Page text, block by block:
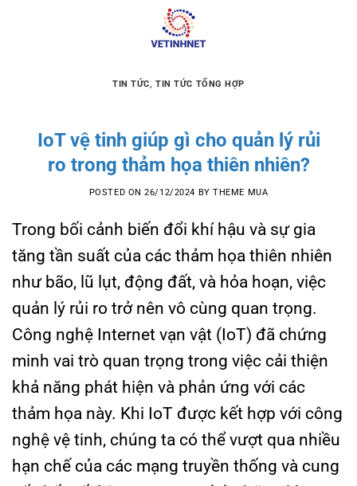
TIN TỨC,TIN TỨC TỔNG HỢP
IoT vệ tinh giúp gì cho quản lý rủi
ro trong thảm họa thiên nhiên?
POSTED ON26/12/2024 BYTHEME MUA
Trong bối cảnh biến đổi khí hậu và sự gia
tăng tần suất của các thảm họa thiên nhiên
như bão, lũ lụt, động đất, và hỏa hoạn, việc
quản lý rủi ro trở nên vô cùng quan trọng.
Công nghệ Internet vạn vật (IoT) đã chứng
minh vai trò quan trọng trong việc cải thiện
khả năng phát hiện và phản ứng với các
thảm họa này. Khi IoT được kết hợp với công
nghệ vệ tinh, chúng ta có thể vượt qua nhiều
hạn chế của các mạng truyền thống và cung